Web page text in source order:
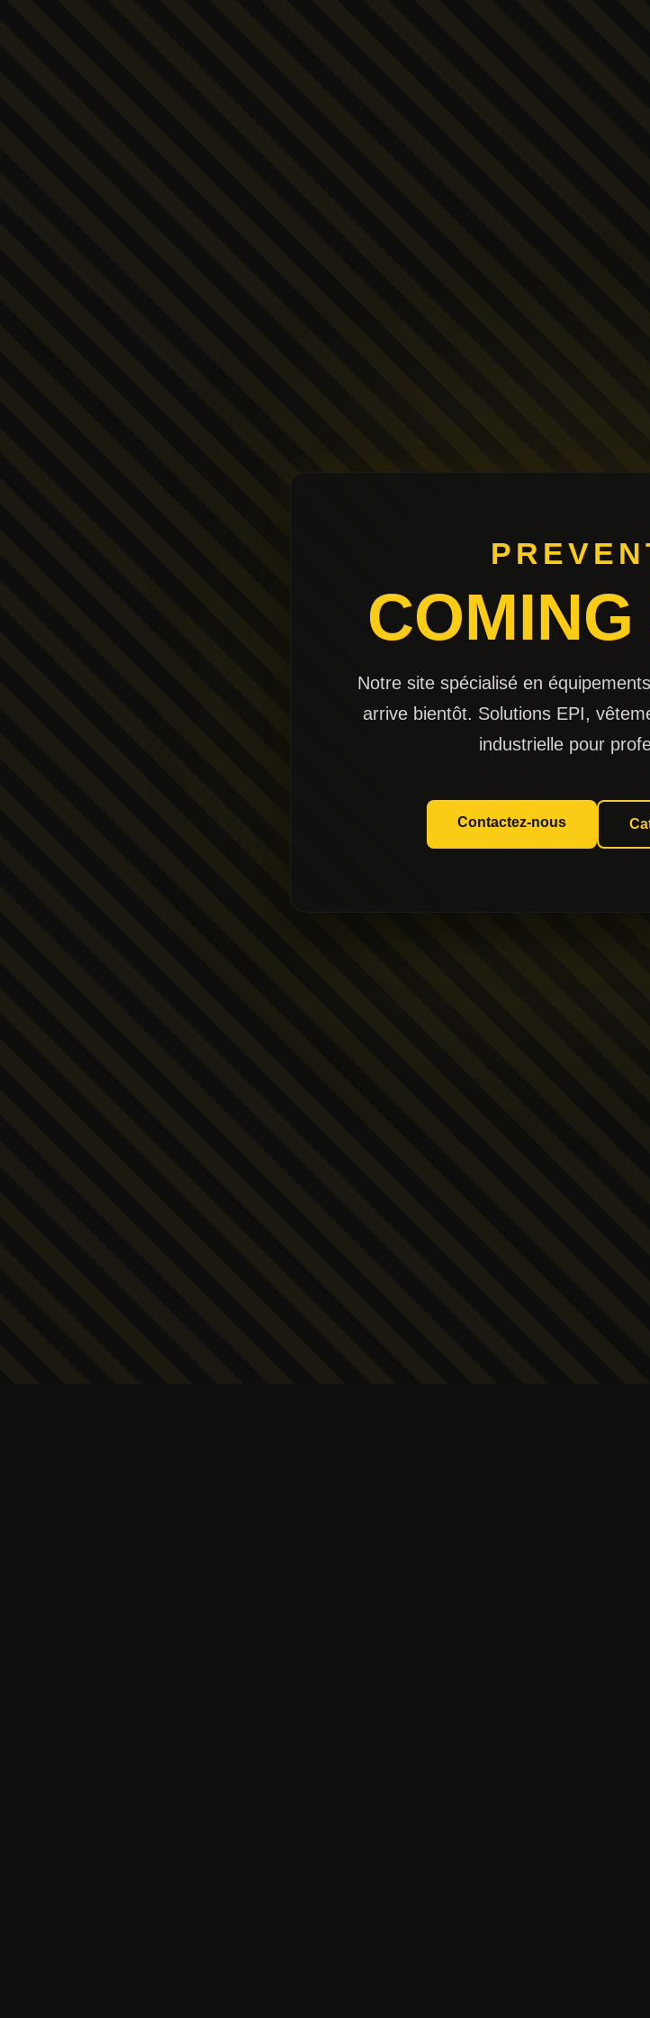
Notre site spécialisé en
arrive bientôt. Solutions EPI,
industrielle pour
Contactez-nous